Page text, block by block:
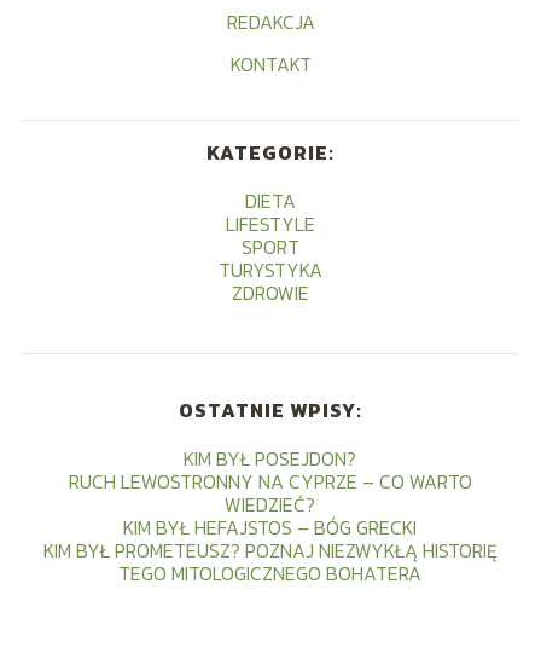
REDAKCJA
KONTAKT
KATEGORIE:
DIETA
LIFESTYLE
SPORT
TURYSTYKA
ZDROWIE
OSTATNIE WPISY:
KIM BYŁ POSEJDON?
RUCH LEWOSTRONNY NA CYPRZE – CO WARTO
WIEDZIEĆ?
KIM BYŁ HEFAJSTOS – BÓG GRECKI
KIM BYŁ PROMETEUSZ? POZNAJ NIEZWYKŁĄ HISTORIĘ
TEGO MITOLOGICZNEGO BOHATERA